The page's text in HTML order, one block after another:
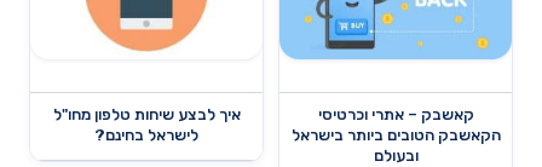
קאשבק – אתרי וכרטיסי
הקאשבק הטובים ביותר בישראל
ובעולם
איך לבצע שיחות טלפון מחו"ל
לישראל בחינם?